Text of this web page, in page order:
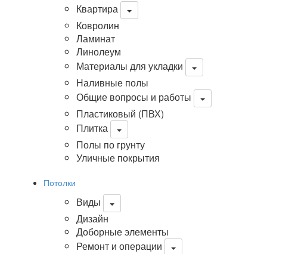
Квартира
Ковролин
Ламинат
Линолеум
Материалы для укладки
Наливные полы
Общие вопросы и работы
Пластиковый (ПВХ)
Плитка
Полы по грунту
Уличные покрытия
Потолки
Виды
Дизайн
Доборные элементы
Ремонт и операции